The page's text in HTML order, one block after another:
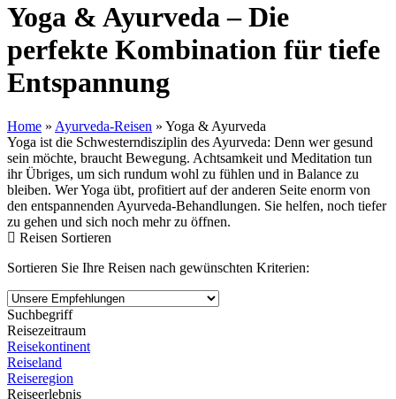
Yoga & Ayurveda – Die
perfekte Kombination für tiefe
Entspannung
Home » Ayurveda-Reisen » Yoga & Ayurveda
Yoga ist die Schwesterndisziplin des Ayurveda: Denn wer gesund
sein möchte, braucht Bewegung. Achtsamkeit und Meditation tun
ihr Übriges, um sich rundum wohl zu fühlen und in Balance zu
bleiben. Wer Yoga übt, profitiert auf der anderen Seite enorm von
den entspannenden Ayurveda-Behandlungen. Sie helfen, noch tiefer
zu gehen und sich noch mehr zu öffnen.
Reisen Sortieren
Sortieren Sie Ihre Reisen nach gewünschten Kriterien:
Suchbegriff
Reisezeitraum
Reisekontinent
Reiseland
Reiseregion
Reiseerlebnis